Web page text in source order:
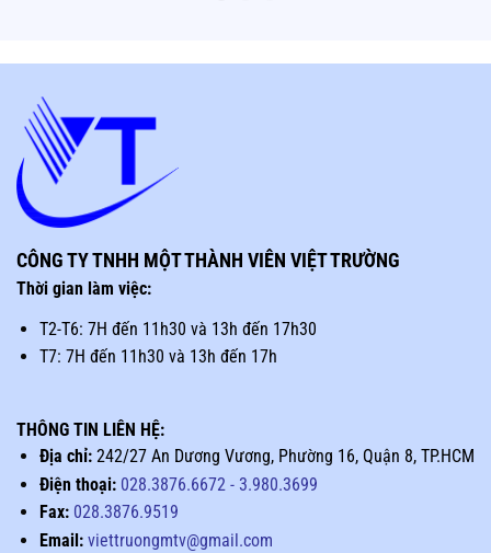
CÔNG TY TNHH MỘT THÀNH VIÊN VIỆT TRƯỜNG
Thời gian làm việc:
T2-T6: 7H đến 11h30 và 13h đến 17h30
T7: 7H đến 11h30 và 13h đến 17h
THÔNG TIN LIÊN HỆ:
Địa chỉ:242/27 An Dương Vương, Phường 16, Quận 8, TP.HCM
Điện thoại: 028.3876.6672 -3.980.3699
Fax: 028.3876.9519
Email: viettruongmtv@gmail.com